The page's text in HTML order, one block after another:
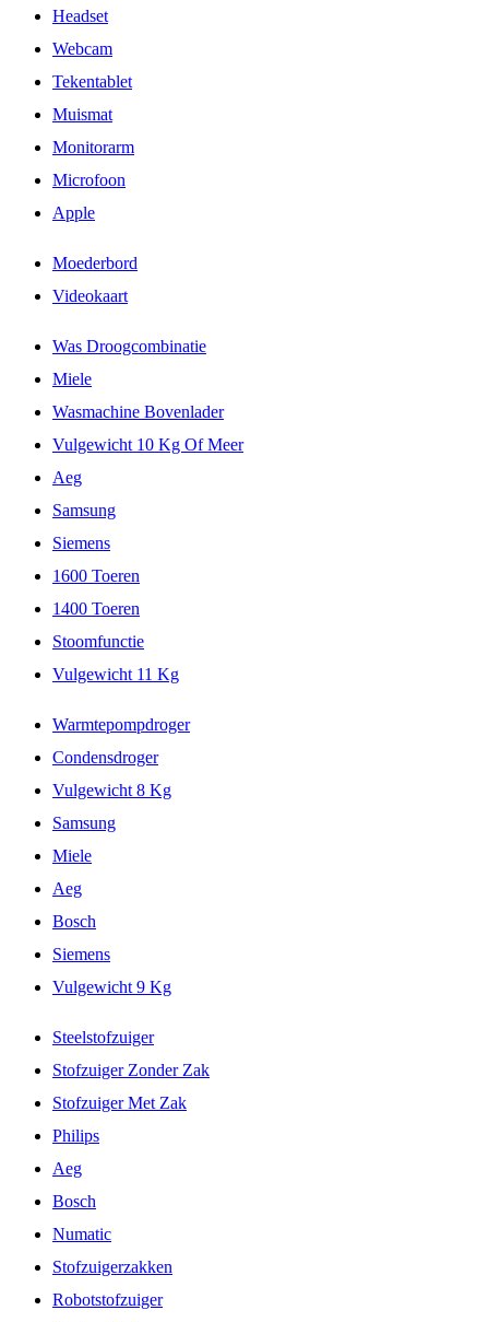
Headset
Webcam
Tekentablet
Muismat
Monitorarm
Microfoon
Apple
Moederbord
Videokaart
Was Droogcombinatie
Miele
Wasmachine Bovenlader
Vulgewicht 10 Kg Of Meer
Aeg
Samsung
Siemens
1600 Toeren
1400 Toeren
Stoomfunctie
Vulgewicht 11 Kg
Warmtepompdroger
Condensdroger
Vulgewicht 8 Kg
Samsung
Miele
Aeg
Bosch
Siemens
Vulgewicht 9 Kg
Steelstofzuiger
Stofzuiger Zonder Zak
Stofzuiger Met Zak
Philips
Aeg
Bosch
Numatic
Stofzuigerzakken
Robotstofzuiger